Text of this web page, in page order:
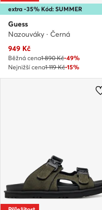
extra -35% Kód: SUMMER
Guess
Nazouváky · Černá
Aktuální cena
949 Kč
Běžná cena1 890 Kč-49%
Nejnižší cena1 119 Kč-15%